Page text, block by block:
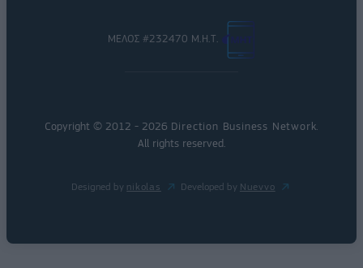
ΜΕΛΟΣ #232470 Μ.Η.Τ.
Copyright © 2012 - 2026 Direction Business Network
All rights reserved.
Designed by nikolas Developed by Nuevvo